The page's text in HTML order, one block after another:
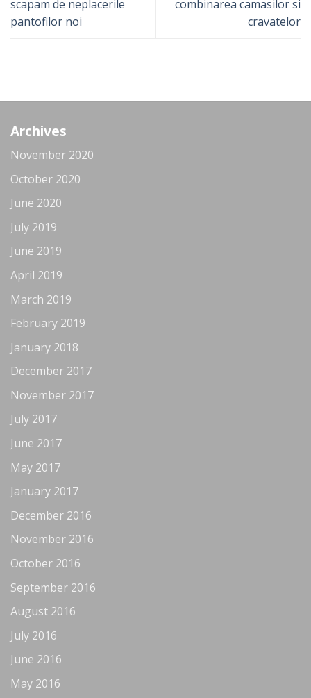
scapam de neplacerile
pantofilor noi
combinarea camasilor si
cravatelor
Archives
November 2020
October 2020
June 2020
July 2019
June 2019
April 2019
March 2019
February 2019
January 2018
December 2017
November 2017
July 2017
June 2017
May 2017
January 2017
December 2016
November 2016
October 2016
September 2016
August 2016
July 2016
June 2016
May 2016